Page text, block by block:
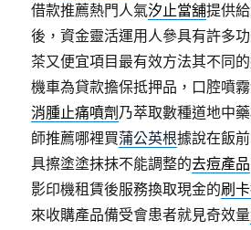
借款推薦熱門人氣汐止當舖提供
後，資金靈活運用人參具有許多
茶又便宜項目最有效方法其不同
機車為貸款擔保抵押品，口腔噴
消腫止痛噴劑 乃萃取數種道地中
師推薦哪裡買蒲公英根據說在飯
具擦塗塗抹抹不能調整的去痘產品
影印機租賃後服務換取現金的刷
來收購產品備受會患者就見奇效量